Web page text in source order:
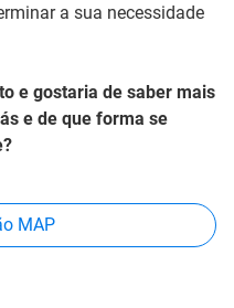
a sua necessidade
e gostaria de saber mais
e de que forma se
MAP